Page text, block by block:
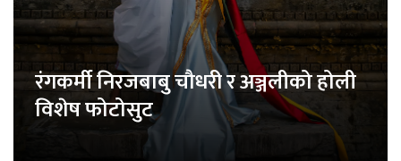
रंगकर्मी निरजबाबु चौधरी र अञ्जलीको होली
विशेष फोटोसुट